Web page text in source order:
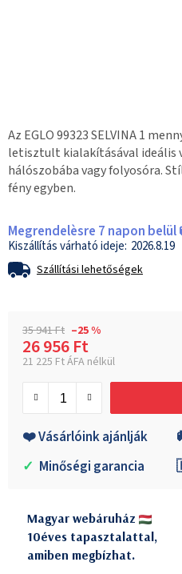
Az EGLO 99323 SELVINA 1
letisztult kialakításával ideális
hálószobába vagy folyosóra.
fény egyben.
Megrendelèsre 7 napon belül
2026.8.19
Szállítási lehetőségek
35 941 Ft –25 %
26 956 Ft
21 225 Ft ÁFA nélkül
❤️ Vásárlóink ajánlják
✓ Minőségi garancia
Magyar webáruház
10éves tapasztalattal,
amiben megbízhat.